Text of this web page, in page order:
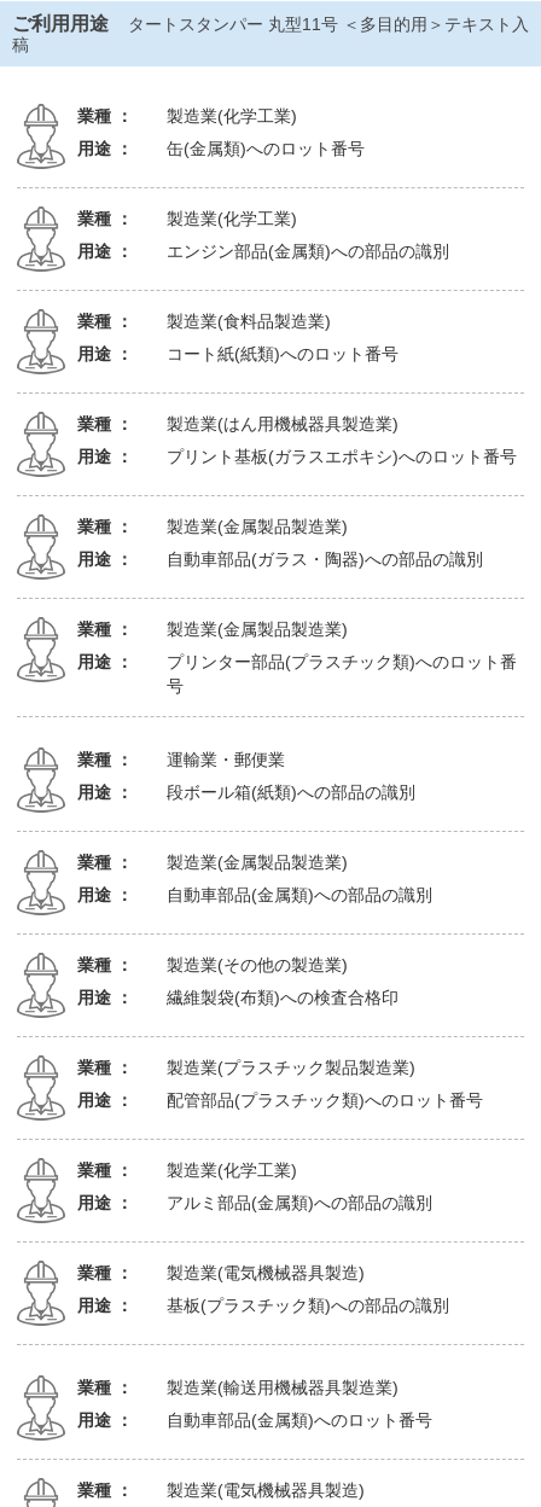
ご利用用途
タートスタンパー 丸型11号 ＜多目的用＞テキスト入
稿
業種 ：
製造業(化学工業)
用途 ：
缶(金属類)へのロット番号
業種 ：
製造業(化学工業)
用途 ：
エンジン部品(金属類)への部品の識別
業種 ：
製造業(食料品製造業)
用途 ：
コート紙(紙類)へのロット番号
業種 ：
製造業(はん用機械器具製造業)
用途 ：
プリント基板(ガラスエポキシ)へのロット番号
業種 ：
製造業(金属製品製造業)
用途 ：
自動車部品(ガラス・陶器)への部品の識別
業種 ：
製造業(金属製品製造業)
用途 ：
プリンター部品(プラスチック類)へのロット番
号
業種 ：
運輸業・郵便業
用途 ：
段ボール箱(紙類)への部品の識別
業種 ：
製造業(金属製品製造業)
用途 ：
自動車部品(金属類)への部品の識別
業種 ：
製造業(その他の製造業)
用途 ：
繊維製袋(布類)への検査合格印
業種 ：
製造業(プラスチック製品製造業)
用途 ：
配管部品(プラスチック類)へのロット番号
業種 ：
製造業(化学工業)
用途 ：
アルミ部品(金属類)への部品の識別
業種 ：
製造業(電気機械器具製造)
用途 ：
基板(プラスチック類)への部品の識別
業種 ：
製造業(輸送用機械器具製造業)
用途 ：
自動車部品(金属類)へのロット番号
業種 ：
製造業(電気機械器具製造)